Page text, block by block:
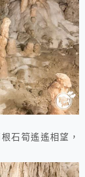
石筍遙遙相望，